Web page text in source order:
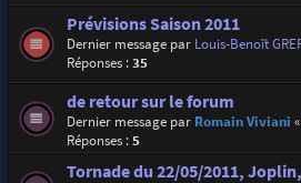
Prévisions Saison 2011
Dernier message par Louis-Benoît
Réponses :35
de retour sur le forum
Dernier message par Romain Viviani «
Réponses :5
Tornade du 22/05/2011,